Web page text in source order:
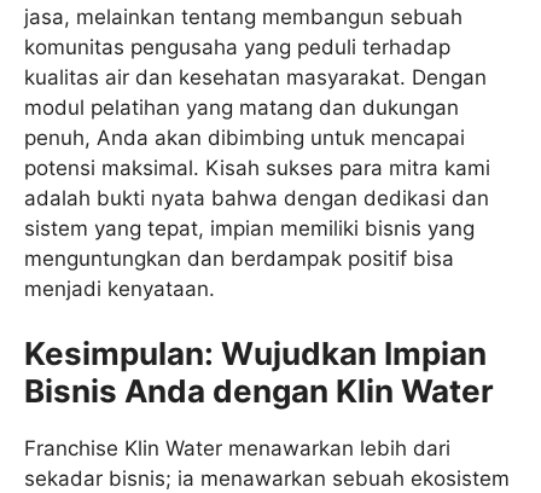
jasa, melainkan tentang membangun sebuah
komunitas pengusaha yang peduli terhadap
kualitas air dan kesehatan masyarakat. Dengan
modul pelatihan yang matang dan dukungan
penuh, Anda akan dibimbing untuk mencapai
potensi maksimal. Kisah sukses para mitra kami
adalah bukti nyata bahwa dengan dedikasi dan
sistem yang tepat, impian memiliki bisnis yang
menguntungkan dan berdampak positif bisa
menjadi kenyataan.
Kesimpulan: Wujudkan Impian
Bisnis Anda dengan Klin Water
Franchise Klin Water menawarkan lebih dari
sekadar bisnis; ia menawarkan sebuah ekosistem